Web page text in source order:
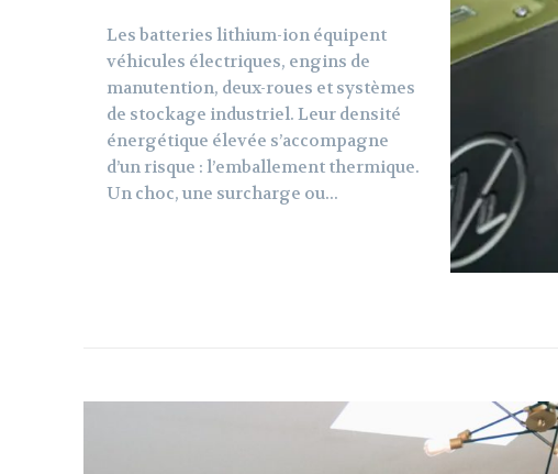
Les batteries lithium-ion équipent
véhicules électriques, engins de
manutention, deux-roues et systèmes
de stockage industriel. Leur densité
énergétique élevée s’accompagne
d’un risque : l’emballement thermique.
Un choc, une surcharge ou...